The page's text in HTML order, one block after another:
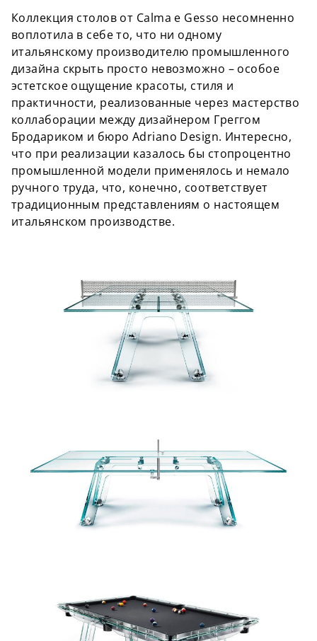
Коллекция столов от Calma e Gesso несомненно
воплотила в себе то, что ни одному
итальянскому производителю промышленного
дизайна скрыть просто невозможно – особое
эстетское ощущение красоты, стиля и
практичности, реализованные через мастерство
коллаборации между дизайнером Греггом
Бродариком и бюро Adriano Design. Интересно,
что при реализации казалось бы стопроцентно
промышленной модели применялось и немало
ручного труда, что, конечно, соответствует
традиционным представлениям о настоящем
итальянском производстве.